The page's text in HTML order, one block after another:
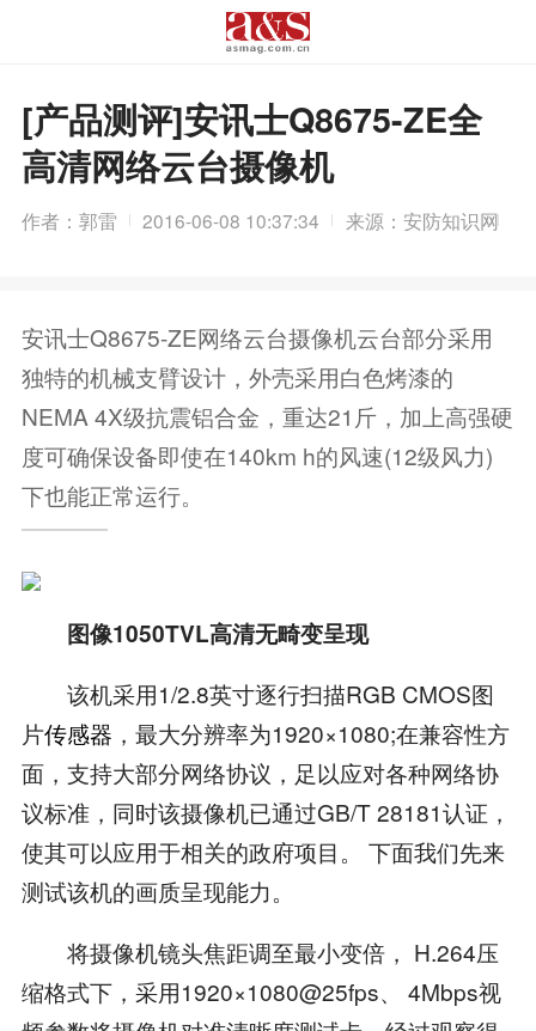
[产品测评]安讯士Q8675-ZE全
高清网络云台摄像机
作者：郭雷 2016-06-08 10:37:34 来源：安防知识网
安讯士Q8675-ZE网络云台摄像机云台部分采用
独特的机械支臂设计，外壳采用白色烤漆的
NEMA 4X级抗震铝合金，重达21斤，加上高强硬
度可确保设备即使在140km h的风速(12级风力)
下也能正常运行。
图像1050TVL高清无畸变呈现
该机采用1/2.8英寸逐行扫描RGB CMOS图
片传感器 ，最大分辨率为1920×1080;在兼容性方
面，支持大部分网络协议，足以应对各种网络协
议标准，同时该摄像机已通过GB/T 28181认证，
使其可以应用于相关的政府项目。 下面我们先来
测试该机的画质呈现能力。
将摄像机镜头焦距调至最小变倍， H.264压
缩格式下，采用1920×1080@25fps、 4Mbps视